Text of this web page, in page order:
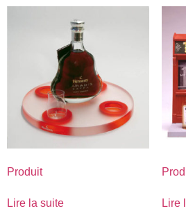
Produit
Lire la suite Lire